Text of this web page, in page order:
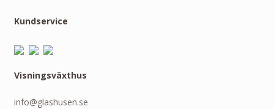
Kundservice
Visningsväxthus
info@glashusen.se